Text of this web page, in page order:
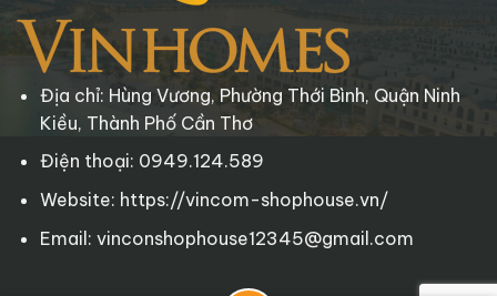
Địa chỉ: Hùng Vương, Phường Thới Bình, Quận Ninh
Kiều, Thành Phố Cần Thơ
Điện thoại: 0949.124.589
Website: https://vincom-shophouse.vn/
Email: vinconshophouse12345@gmail.com